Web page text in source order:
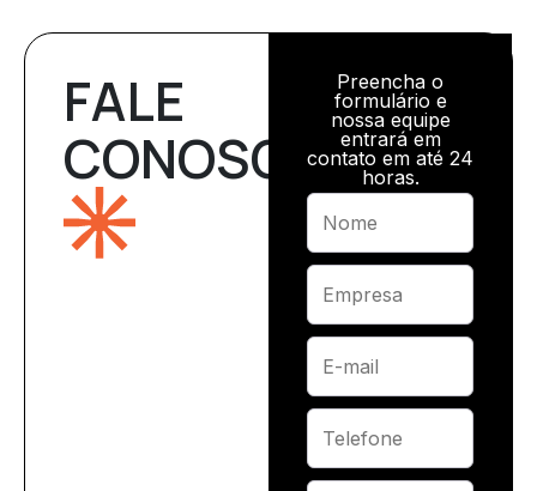
FALE
CONOSCO
Preencha o
formulário e
nossa equipe
entrará em
contato em até 24
horas.